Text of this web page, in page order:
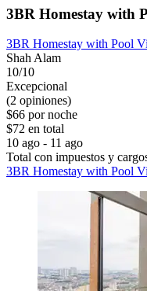
3BR Homestay with
3BR Homestay with Pool
Shah Alam
10/10
Excepcional
(2 opiniones)
$66 por noche
$72 en total
10 ago - 11 ago
Total con impuestos y
3BR Homestay with Pool